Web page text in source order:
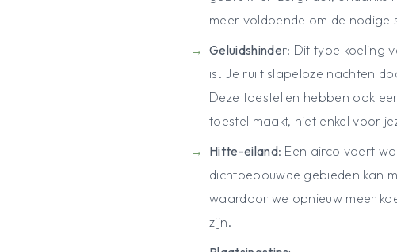
meer voldoende om de nodige
Geluidshinder: Dit type koeling
is. Je ruilt slapeloze nachten
Deze toestellen hebben ook
toestel maakt, niet enkel voor
Hitte-eiland: Een airco voert
dichtbebouwde gebieden kan
waardoor we opnieuw meer
zijn.